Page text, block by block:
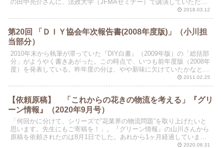
の田中亮介さんに、法政大学（JFMAセミナー）で講演していただい
2018.03.12
第20回 「ＤＩＹ協会年次報告書(2008年度版)」（小川担
当部分）
2010年末から執筆が滞っていた『DIY白書』（2009年版）の「総括部
分」がようやく書きあがった。この時点で、いつも前年度版（2008年
度）を発表している。昨年度の分は、やや新味に欠けていたかなと思
2011.02.25
【依頼原稿】 「これからの花きの物流を考える」『グリ
ーン情報』（2020年9月号）
「何回かに分けて、シリーズで”花業界の物流問題”を取り上げたいと
思います。先生にもご寄稿を！」。『グリーン情報』の山川さんから
原稿を依頼されたのは8月1日でした。あれから1ヶ月経過しています
2020.08.31